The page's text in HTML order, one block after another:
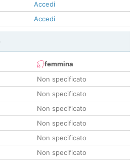
Accedi
Accedi
femmina
Non specificato
Non specificato
Non specificato
Non specificato
Non specificato
Non specificato